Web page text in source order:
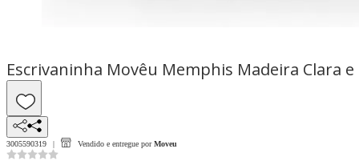
Escrivaninha Movêu Memphis Madeira Clara e
3005590319 Vendido e entregue por Moveu